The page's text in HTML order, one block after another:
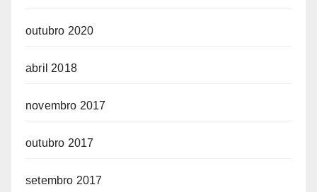
outubro 2020
abril 2018
novembro 2017
outubro 2017
setembro 2017